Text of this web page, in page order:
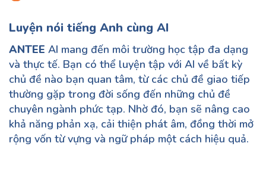
Luyện nói tiếng Anh cùng AI
ANTEE AI mang đến môi trường học tập đa dạng
và thực tế. Bạn có thể luyện tập với AI về bất kỳ
chủ đề nào bạn quan tâm, từ các chủ đề giao tiếp
thường gặp trong đời sống đến những chủ đề
chuyên ngành phức tạp. Nhờ đó, bạn sẽ nâng cao
khả năng phản xạ, cải thiện phát âm, đồng thời mở
rộng vốn từ vựng và ngữ pháp một cách hiệu quả.